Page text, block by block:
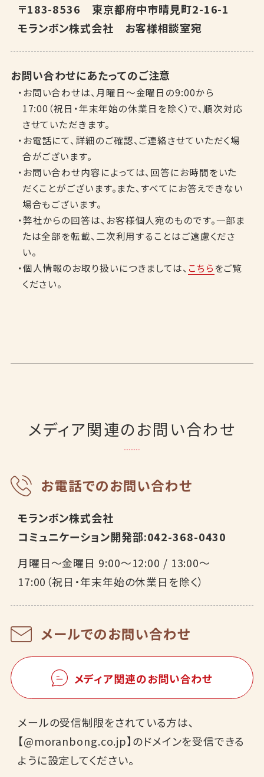
〒183-8536 東京都府中市晴見町2-16-1
モランボン株式会社 お客様相談室宛
お問い合わせにあたってのご注意
・お問い合わせは、月曜日～金曜日の9:00から
17:00（祝日・年末年始の休業日を除く）で、順次対応
させていただきます。
・お電話にて、詳細のご確認、ご連絡させていただく場
合がございます。
・お問い合わせ内容によっては、回答にお時間をいた
だくことがございます。また、すべてにお答えできない
場合もございます。
・弊社からの回答は、お客様個人宛のものです。一部ま
たは全部を転載、二次利用することはご遠慮くださ
い。
・個人情報のお取り扱いにつきましては、 こちら をご覧
ください。
メディア関連のお問い合わせ
お電話でのお問い合わせ
モランボン株式会社
コミュニケーション開発部:042-368-0430
月曜日～金曜日 9:00～12:00 / 13:00～
17:00（祝日・年末年始の休業日を除く）
メールでのお問い合わせ
メディア関連のお問い合わせ
メールの受信制限をされている方は､
【@moranbong.co.jp】のドメインを受信できる
ように設定してください。